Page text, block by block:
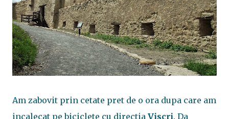
Am zabovit prin cetate pret de o ora dupa care am
incalecat pe biciclete cu directia Viscri. Da